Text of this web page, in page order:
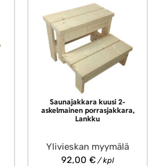
Saunajakkara kuusi 2-
askelmainen porrasjakkara,
Lankku
Ylivieskan myymälä
92,00 € / kpl